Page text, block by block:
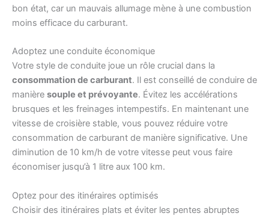
bon état, car un mauvais allumage mène à une combustion
moins efficace du carburant.
Adoptez une conduite économique
Votre style de conduite joue un rôle crucial dans la
consommation de carburant. Il est conseillé de conduire de
manière souple et prévoyante. Évitez les accélérations
brusques et les freinages intempestifs. En maintenant une
vitesse de croisière stable, vous pouvez réduire votre
consommation de carburant de manière significative. Une
diminution de 10 km/h de votre vitesse peut vous faire
économiser jusqu’à 1 litre aux 100 km.
Optez pour des itinéraires optimisés
Choisir des itinéraires plats et éviter les pentes abruptes